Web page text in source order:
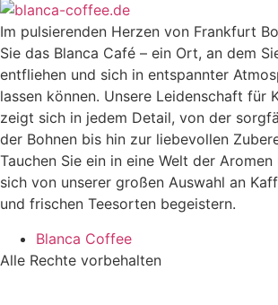
Im pulsierenden Herzen von Frankfurt
Sie das Blanca Café – ein Ort, an dem
entfliehen und sich in entspannter
lassen können. Unsere Leidenschaft für
zeigt sich in jedem Detail, von der
der Bohnen bis hin zur liebevollen
Tauchen Sie ein in eine Welt der Aromen
sich von unserer großen Auswahl an
und frischen Teesorten begeistern.
Blanca Coffee
Alle Rechte vorbehalten